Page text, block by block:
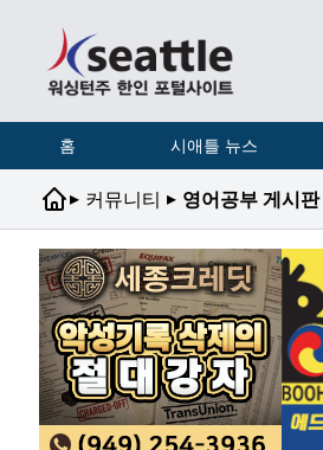
홈 시애틀 뉴스
▸ 커뮤니티 ▸ 영어공부 게시판